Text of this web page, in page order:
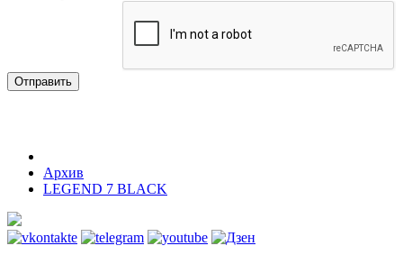
Отправить
Архив
LEGEND 7 BLACK